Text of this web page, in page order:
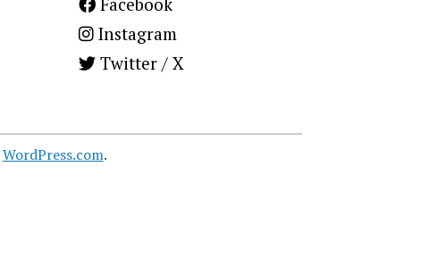
Instagram
Twitter / X
WordPress.com.